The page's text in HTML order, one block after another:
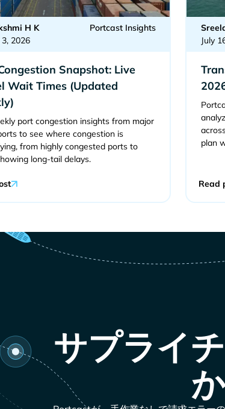
H K
2026
Portcast Insights
Snapshot: Live
Wait Times (Updated
port congestion insights from major
to see where congestion is
from highly congested ports to
long-tail delays.
July
plan
Read
サプライ